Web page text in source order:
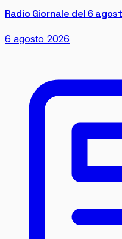
Radio Giornale del 6
6 agosto 2026